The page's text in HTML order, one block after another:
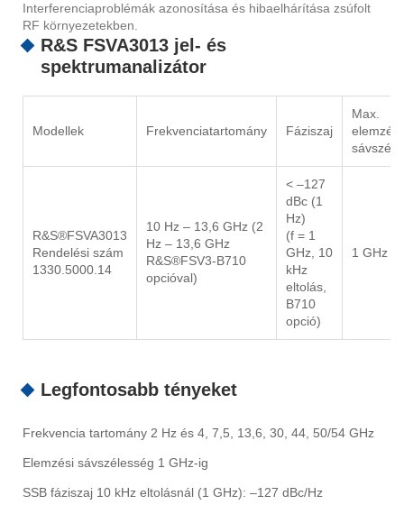
Interferenciaproblémák azonosítása és hibaelhárítása zsúfolt
RF környezetekben.
R&S FSVA3013 jel- és
spektrumanalizátor
Modellek Frekvenciatartomány Fáziszaj
Max.
elemzési
R&S®FSVA3013
Rendelési szám
1330.5000.14
10 Hz – 13,6 GHz (2
Hz – 13,6 GHz
R&S®FSV3-B710
opcióval)
< –127
dBc (1
Hz)
(f = 1
GHz, 10
kHz
eltolás,
B710
opció)
1 GHz
Legfontosabb tényeket
Frekvencia tartomány 2 Hz és 4, 7,5, 13,6, 30, 44, 50/54 GHz
Elemzési sávszélesség 1 GHz-ig
SSB fáziszaj 10 kHz eltolásnál (1 GHz): –127 dBc/Hz